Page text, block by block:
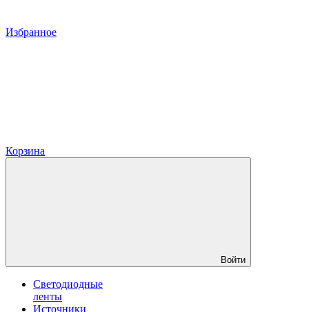
Избранное
Корзина
Войти
Светодиодные
ленты
Источники